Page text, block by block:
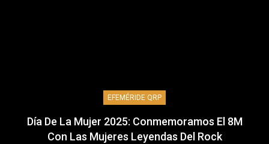
EFEMÉRIDE QRP
Día De La Mujer 2025: Conmemoramos El 8M
Con Las Mujeres Leyendas Del Rock